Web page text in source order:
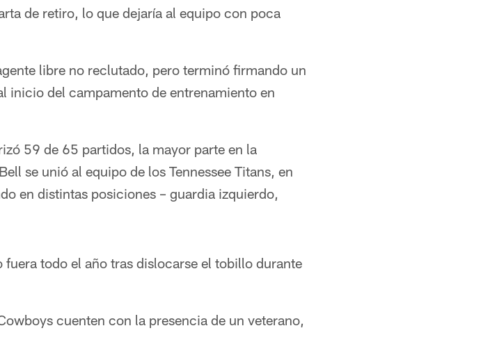
de retiro, lo que dejaría al equipo con poca
libre no reclutado, pero terminó firmando un
inicio del campamento de entrenamiento en
59 de 65 partidos, la mayor parte en la
se unió al equipo de los Tennessee Titans, en
en distintas posiciones – guardia izquierdo,
todo el año tras dislocarse el tobillo durante
cuenten con la presencia de un veterano,